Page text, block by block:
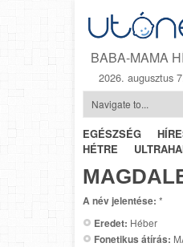
BABA-MAMA
2026. augusztus 7.
EGÉSZSÉG
HÉTRE
A név jelentése: *
Eredet: Héber
Fonetikus átírás: